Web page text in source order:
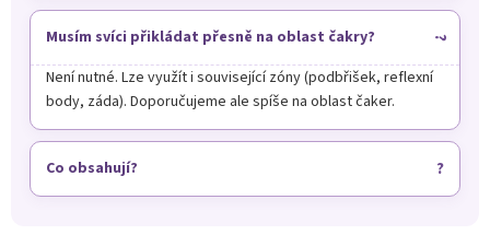
Musím svíci přikládat přesně na oblast čakry?
Není nutné. Lze využít i související zóny (podbřišek, reflexní
body, záda). Doporučujeme ale spíše na oblast čaker.
Co obsahují?